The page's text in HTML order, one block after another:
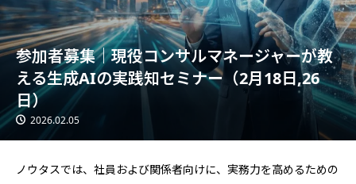
参加者募集｜現役コンサルマネージャーが教
える生成AIの実践知セミナー（2月18日,26
日）
2026.02.05
ノウタスでは、社員および関係者向けに、実務力を高めるための